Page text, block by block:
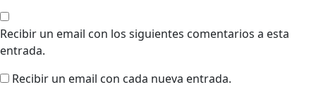
Recibir un email con los siguientes comentarios a esta
entrada.
Recibir un email con cada nueva entrada.